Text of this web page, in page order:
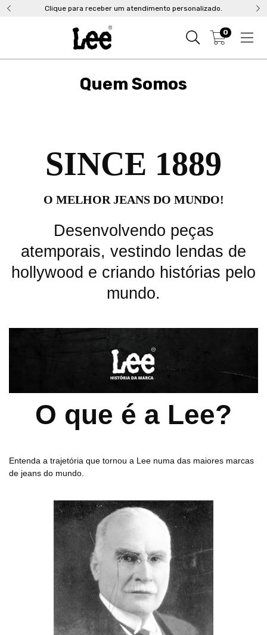
Clique para receber um atendimento personalizado.
0
Quem Somos
SINCE 1889
O MELHOR JEANS DO MUNDO!
Desenvolvendo peças
atemporais, vestindo lendas de
hollywood e criando histórias pelo
mundo.
O que é a Lee?
Entenda a trajetória que tornou a Lee numa das maiores marcas
de jeans do mundo.